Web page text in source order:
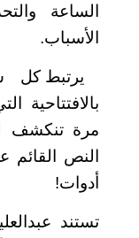
الساعة
الأسباب.
يرتبط
بالافتتاحية
مرة تنكشف
النص
أدوات!
تستند